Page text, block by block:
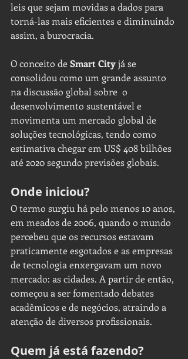
leis que sejam movidas a dados para
torná-las mais eficientes e diminuindo
assim, a burocracia.
O conceito de Smart City já se
consolidou como um grande assunto
na discussão global sobre  o
desenvolvimento sustentável e
movimenta um mercado global de
soluções tecnológicas, tendo como
estimativa chegar em US$ 408 bilhões
até 2020 segundo previsões globais.
Onde iniciou?
O termo surgiu há pelo menos 10 anos,
em meados de 2006, quando o mundo
percebeu que os recursos estavam
praticamente esgotados e as empresas
de tecnologia enxergavam um novo
mercado: as cidades. A partir de então,
começou a ser fomentado debates
acadêmicos e de negócios, atraindo a
atenção de diversos profissionais.
Quem já está fazendo?